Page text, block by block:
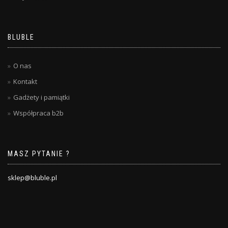
BLUBLE
O nas
Kontakt
Gadżety i pamiątki
Współpraca b2b
MASZ PYTANIE ?
sklep@bluble.pl